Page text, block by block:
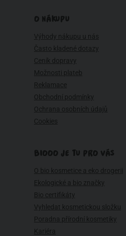
O NÁKUPU
Výhody nákupu u nás
Často kladené dotazy
Ceník dopravy
Možnosti plateb
Reklamace
Obchodní podmínky
Ochrana osobních údajů
Cookies
BIOOO JE TU PRO VÁS
O bio kosmetice a eko drogerii
Ekologické a bio značky
Bio certifikáty
Vyhledat kosmetickou složku
Poradna přírodní kosmetiky
Kariéra